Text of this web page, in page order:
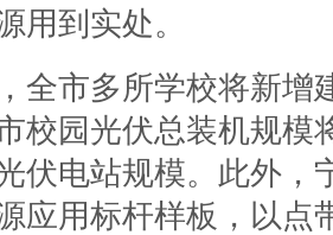
用到实处。
市多所学校将新增
校园光伏总装机规模
伏电站规模。此外，
应用标杆样板，以点